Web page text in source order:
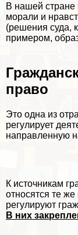
В нашей стране
морали и
(решения суда,
примером,
право
Это одна из
регулирует
направленную
К источникам
относятся те
регулируют
В них